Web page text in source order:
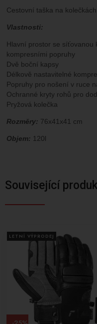
Cestovní taška na
Vlastnosti:
Hlavní prostor se síťovanou
kompresními popruhy
Dvě boční kapsy
Délkově nastavitelné
Popruhy pro nošení v ruce
Ochranné kryty rohů pro
Pryžová kolečka
Rozměry: 76x41x41 cm
Objem: 120l
Související
LETNÍ VÝPRODEJ